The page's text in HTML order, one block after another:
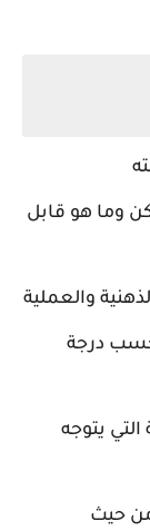
وما هو قابل
والعملية
حسب درجة
يتوجه
حيث